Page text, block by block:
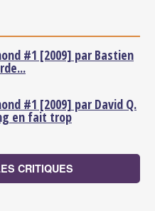
#1 [2009] par Bastien
#1 [2009] par David Q.
en fait trop
CRITIQUES